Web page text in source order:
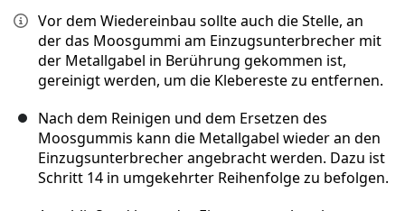
Vor dem Wiedereinbau sollte auch die Stelle, an
der das Moosgummi am Einzugsunterbrecher mit
der Metallgabel in Berührung gekommen ist,
gereinigt werden, um die Klebereste zu entfernen.
Nach dem Reinigen und dem Ersetzen des
Moosgummis kann die Metallgabel wieder an den
Einzugsunterbrecher angebracht werden. Dazu ist
Schritt 14 in umgekehrter Reihenfolge zu befolgen.